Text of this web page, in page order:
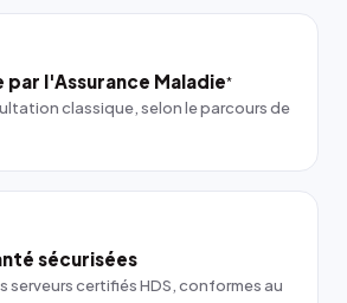
par l'Assurance Maladie*
classique, selon le parcours de
sécurisées
serveurs certifiés HDS, conformes au